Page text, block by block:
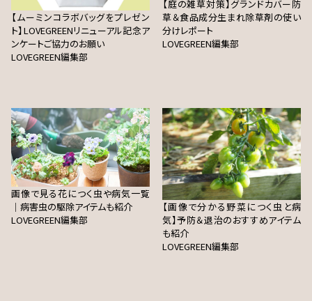
【ムーミンコラボバッグをプレゼン
ト】LOVEGREENリニューアル記念ア
ンケートご協力のお願い
LOVEGREEN編集部
【庭の雑草対策】グランドカバー防
草＆食品成分生まれ除草剤の使い
分けレポート
LOVEGREEN編集部
画像で見る花につく虫や病気一覧
｜病害虫の駆除アイテムも紹介
LOVEGREEN編集部
【画像で分かる野菜につく虫と病
気】予防＆退治のおすすめアイテム
も紹介
LOVEGREEN編集部